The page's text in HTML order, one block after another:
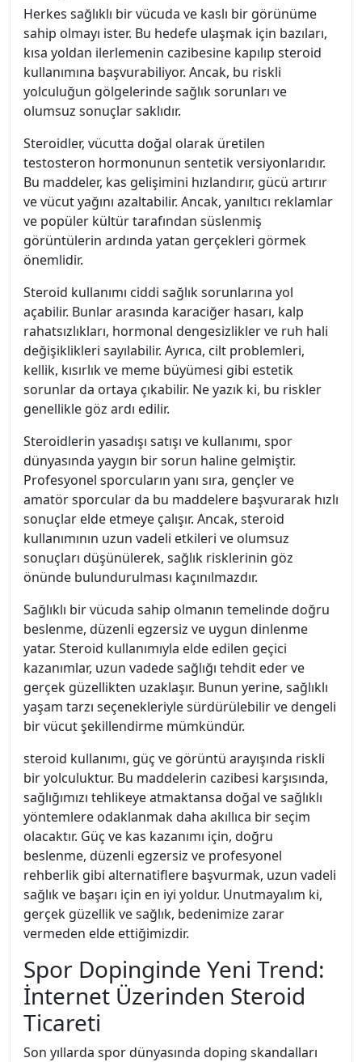
Herkes sağlıklı bir vücuda ve kaslı bir görünüme
sahip olmayı ister. Bu hedefe ulaşmak için bazıları,
kısa yoldan ilerlemenin cazibesine kapılıp steroid
kullanımına başvurabiliyor. Ancak, bu riskli
yolculuğun gölgelerinde sağlık sorunları ve
olumsuz sonuçlar saklıdır.
Steroidler, vücutta doğal olarak üretilen
testosteron hormonunun sentetik versiyonlarıdır.
Bu maddeler, kas gelişimini hızlandırır, gücü artırır
ve vücut yağını azaltabilir. Ancak, yanıltıcı reklamlar
ve popüler kültür tarafından süslenmiş
görüntülerin ardında yatan gerçekleri görmek
önemlidir.
Steroid kullanımı ciddi sağlık sorunlarına yol
açabilir. Bunlar arasında karaciğer hasarı, kalp
rahatsızlıkları, hormonal dengesizlikler ve ruh hali
değişiklikleri sayılabilir. Ayrıca, cilt problemleri,
kellik, kısırlık ve meme büyümesi gibi estetik
sorunlar da ortaya çıkabilir. Ne yazık ki, bu riskler
genellikle göz ardı edilir.
Steroidlerin yasadışı satışı ve kullanımı, spor
dünyasında yaygın bir sorun haline gelmiştir.
Profesyonel sporcuların yanı sıra, gençler ve
amatör sporcular da bu maddelere başvurarak hızlı
sonuçlar elde etmeye çalışır. Ancak, steroid
kullanımının uzun vadeli etkileri ve olumsuz
sonuçları düşünülerek, sağlık risklerinin göz
önünde bulundurulması kaçınılmazdır.
Sağlıklı bir vücuda sahip olmanın temelinde doğru
beslenme, düzenli egzersiz ve uygun dinlenme
yatar. Steroid kullanımıyla elde edilen geçici
kazanımlar, uzun vadede sağlığı tehdit eder ve
gerçek güzellikten uzaklaşır. Bunun yerine, sağlıklı
yaşam tarzı seçenekleriyle sürdürülebilir ve dengeli
bir vücut şekillendirme mümkündür.
steroid kullanımı, güç ve görüntü arayışında riskli
bir yolculuktur. Bu maddelerin cazibesi karşısında,
sağlığımızı tehlikeye atmaktansa doğal ve sağlıklı
yöntemlere odaklanmak daha akıllıca bir seçim
olacaktır. Güç ve kas kazanımı için, doğru
beslenme, düzenli egzersiz ve profesyonel
rehberlik gibi alternatiflere başvurmak, uzun vadeli
sağlık ve başarı için en iyi yoldur. Unutmayalım ki,
gerçek güzellik ve sağlık, bedenimize zarar
vermeden elde ettiğimizdir.
Spor Dopinginde Yeni Trend:
İnternet Üzerinden Steroid
Ticareti
Son yıllarda spor dünyasında doping skandalları